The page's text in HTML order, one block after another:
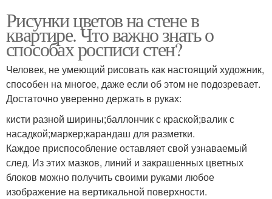
Рисунки цветов на стене в
квартире. Что важно знать о
способах росписи стен?
Человек, не умеющий рисовать как настоящий художник,
способен на многое, даже если об этом не подозревает.
Достаточно уверенно держать в руках:
кисти разной ширины;баллончик с краской;валик с
насадкой;маркер;карандаш для разметки.
Каждое приспособление оставляет свой узнаваемый
след. Из этих мазков, линий и закрашенных цветных
блоков можно получить своими руками любое
изображение на вертикальной поверхности.